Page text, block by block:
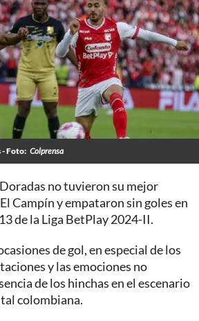
- Foto: Colprensa
no tuvieron su mejor
Campín y empataron sin goles en
de la Liga BetPlay 2024-II.
de gol, en especial de los
y las emociones no
de los hinchas en el escenario
colombiana.